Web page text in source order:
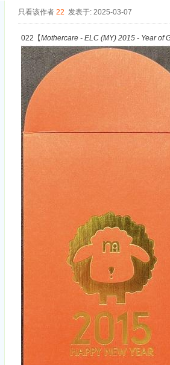
只看该作者 22 发表于: 2025-03-07
022【Mothercare - ELC (MY) 2015 - Year of